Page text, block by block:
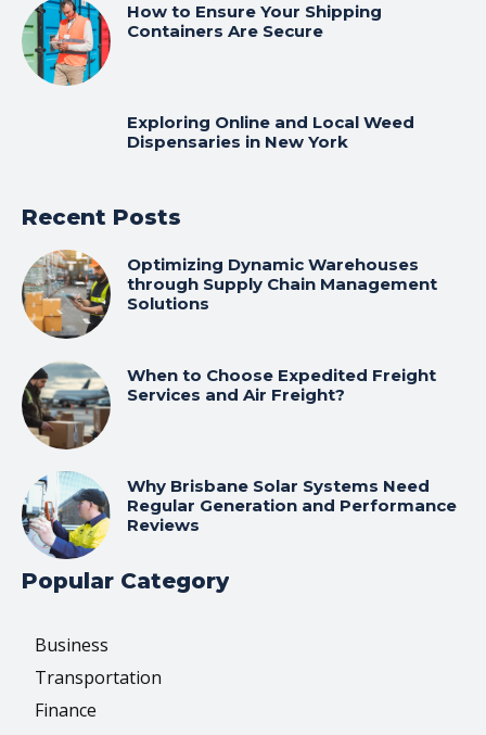
How to Ensure Your Shipping
Containers Are Secure
Exploring Online and Local Weed
Dispensaries in New York
Recent Posts
Optimizing Dynamic Warehouses
through Supply Chain Management
Solutions
When to Choose Expedited Freight
Services and Air Freight?
Why Brisbane Solar Systems Need
Regular Generation and Performance
Reviews
Popular Category
Business
Transportation
Finance